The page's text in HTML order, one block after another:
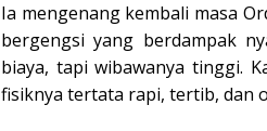
Ia mengenang kembali masa
bergengsi yang berdampak
biaya, tapi wibawanya tinggi.
fisiknya tertata rapi, tertib, dan